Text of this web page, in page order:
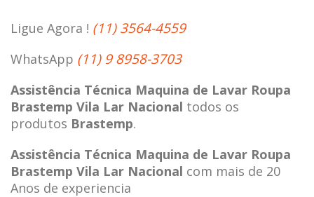
Ligue Agora ! (11) 3564-4559
WhatsApp (11) 9 8958-3703
Assistência Técnica Maquina de Lavar Roupa
Brastemp Vila Lar Nacional todos os
produtos Brastemp.
Assistência Técnica Maquina de Lavar Roupa
Brastemp Vila Lar Nacional com mais de 20
Anos de experiencia